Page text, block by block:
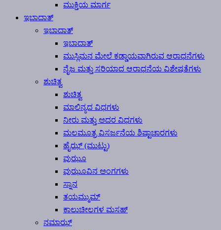
ಮುಕ್ತಿಯ ಮಾರ್ಗ
ಇಬಾದಾತ್
ಇಬಾದಾತ್
ಇಬಾದಾತ್
ಮುಸ್ಲಿಮನ ಮೇಲೆ ಕಡ್ಡಾಯವಾಗಿರುವ ಆರಾಧನೆಗಳು
ನೈಜ ಮತ್ತು ಸರಿಯಾದ ಆರಾಧನೆಯ ವಿಶೇಷತೆಗಳು
ಶುಚಿತ್ವ
ಶುಚಿತ್ವ
ಮಾಲಿನ್ಯದ ವಿಧಗಳು
ನೀರು ಮತ್ತು ಅದರ ವಿಧಗಳು
ಮಲಮೂತ್ರ ವಿಸರ್ಜನೆಯ ಶಿಷ್ಟಾಚಾರಗಳು
ಹೈಝ್ (ಮುಟ್ಟು)
ವುಝೂ
ವುಝೂವಿನ ಅಂಗಗಳು
ಸ್ನಾನ
ತಯಮ್ಮುಮ್
ಕಾಲುಚೀಲಗಳ ಮಸಹ್
ನಮಾಝ್